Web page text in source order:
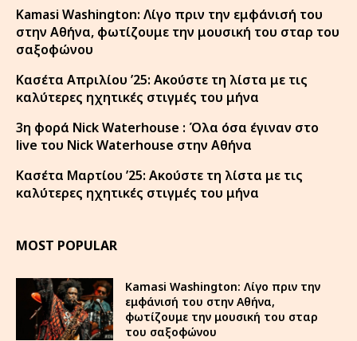
Kamasi Washington: Λίγο πριν την εμφάνισή του
στην Αθήνα, φωτίζουμε την μουσική του σταρ του
σαξοφώνου
Κασέτα Απριλίου ’25: Ακούστε τη λίστα με τις
καλύτερες ηχητικές στιγμές του μήνα
3η φορά Nick Waterhouse : Όλα όσα έγιναν στο
live του Nick Waterhouse στην Αθήνα
Κασέτα Μαρτίου ’25: Ακούστε τη λίστα με τις
καλύτερες ηχητικές στιγμές του μήνα
MOST POPULAR
Kamasi Washington: Λίγο πριν την
εμφάνισή του στην Αθήνα,
φωτίζουμε την μουσική του σταρ
του σαξοφώνου